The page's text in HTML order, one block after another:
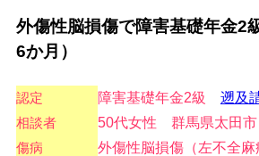
外傷性脳損傷で障害基礎年金2
6か月）
認定 障害基礎年金2級 遡及
相談者
50代女性 群馬県太田市
傷病
外傷性脳損傷（左不全麻